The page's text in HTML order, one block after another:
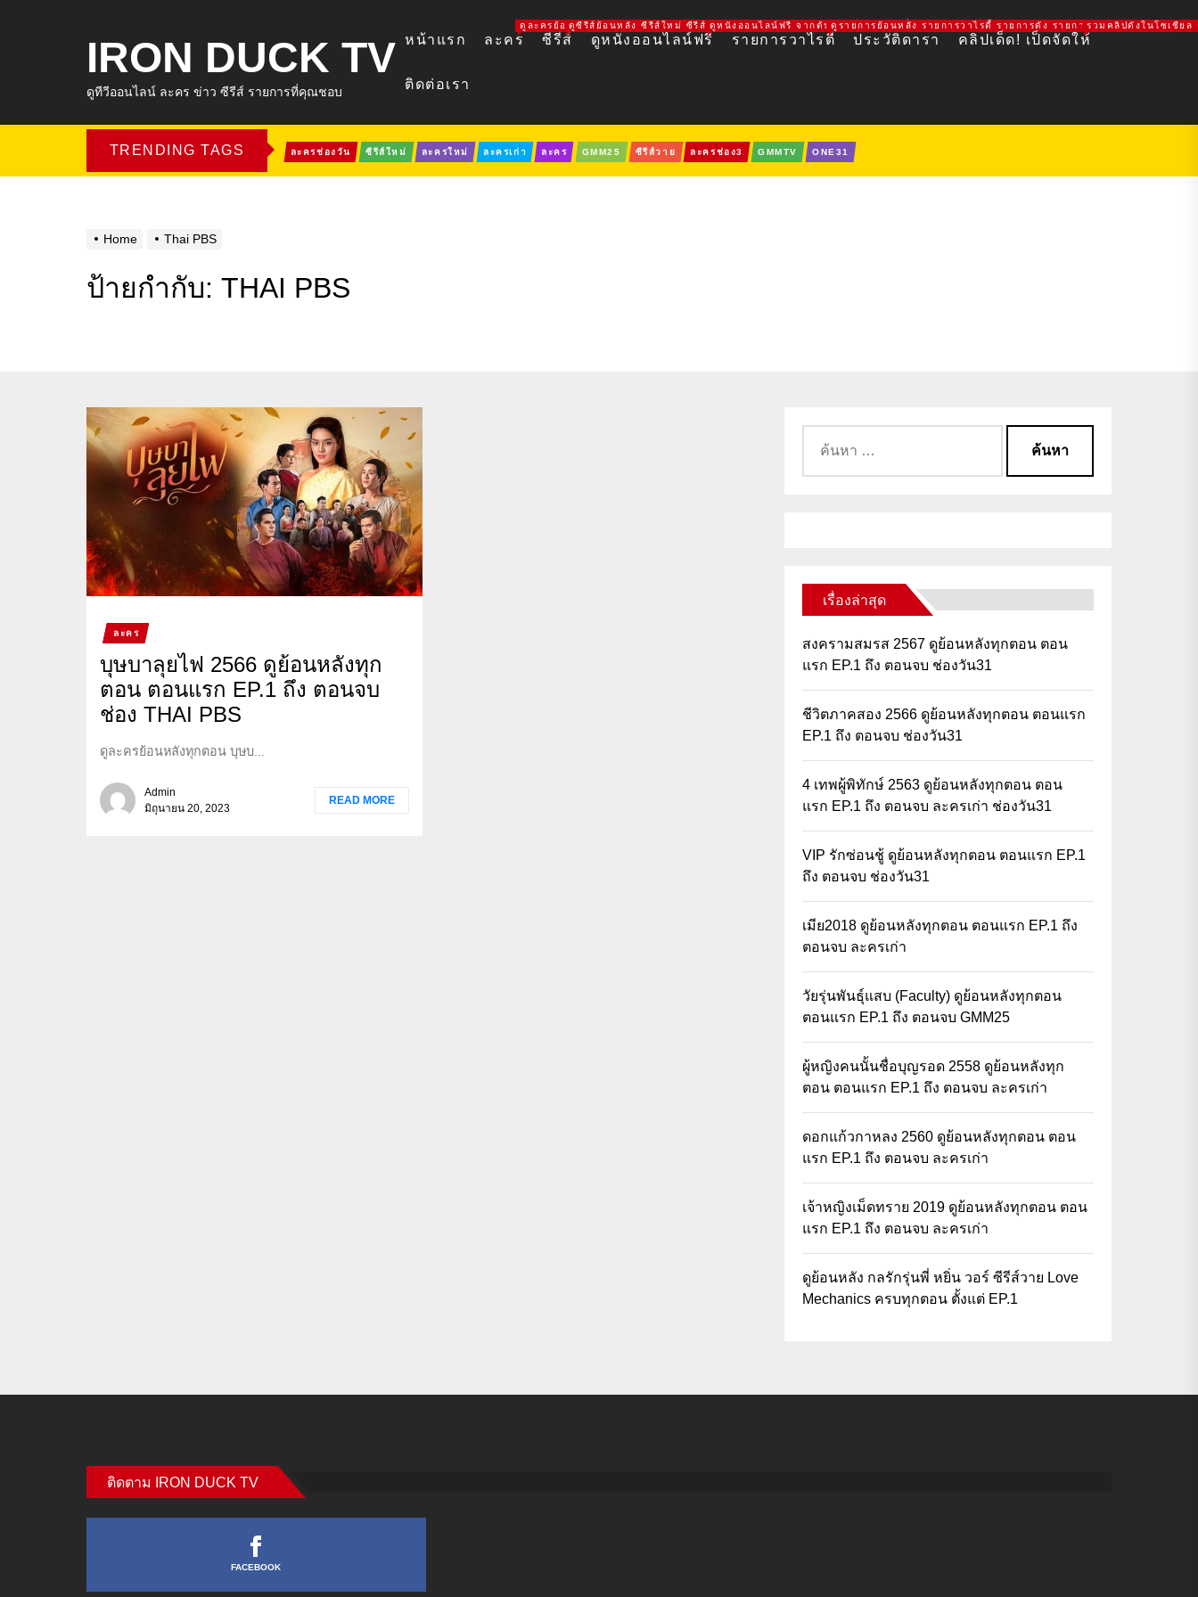
IRON DUCK TV
ดูทีวีออนไลน์ ละคร ข่าว ซีรีส์ รายการที่คุณชอบ
หน้าแรก ละคร
ดูละครย้อนหลัง ละครใหม่ ละครออนไลน์ ละครช่อง 3 ช่อง 7 ช่องวัน ช่องอมรินทร์ทีวี 34HD
ซีรีส์
ดูซีรีส์ย้อนหลัง ซีรีส์ใหม่ ซีรีส์วาย LINE TV IQIYI VIU ช่อง 3 ช่อง 7 ช่องวัน ช่องอมรินทร์ทีวี 34HD
ดูหนังออนไลน์ฟรี
ดูหนังออนไลน์ฟรี จากต้นฉบับที่ถูกลิขสิทธิ์ ดูหนังฟรีเต็มเรื่อง FULL HD
รายการวาไรตี้
ดูรายการย้อนหลัง รายการวาไรตี้ รายการดัง รายการใหม่ ช่อง 3 ช่อง 7
ประวัติดารา คลิปเด็ด! เป็ดจัดให้
รวมคลิปดังในโซเชีย
ติดต่อเรา
TRENDING TAGS ละครช่องวัน ซีรีส์ใหม่ ละครใหม่ ละครเก่า ละคร GMM25 ซีรีส์วาย ละครช่อง3 GMMTV ONE31
Home Thai PBS
ป้ายกำกับ: THAI PBS
ละคร
บุษบาลุยไฟ 2566 ดูย้อนหลังทุก
ตอน ตอนแรก EP.1 ถึง ตอนจบ
ช่อง THAI PBS
ดูละครย้อนหลังทุกตอน บุษบ...
Admin
มิถุนายน 20, 2023
READ MORE
เรื่องล่าสุด
สงครามสมรส 2567 ดูย้อนหลังทุกตอน ตอน
แรก EP.1 ถึง ตอนจบ ช่องวัน31
ชีวิตภาคสอง 2566 ดูย้อนหลังทุกตอน ตอนแรก
EP.1 ถึง ตอนจบ ช่องวัน31
4 เทพผู้พิทักษ์ 2563 ดูย้อนหลังทุกตอน ตอน
แรก EP.1 ถึง ตอนจบ ละครเก่า ช่องวัน31
VIP รักซ่อนชู้ ดูย้อนหลังทุกตอน ตอนแรก EP.1
ถึง ตอนจบ ช่องวัน31
เมีย2018 ดูย้อนหลังทุกตอน ตอนแรก EP.1 ถึง
ตอนจบ ละครเก่า
วัยรุ่นพันธุ์แสบ (Faculty) ดูย้อนหลังทุกตอน
ตอนแรก EP.1 ถึง ตอนจบ GMM25
ผู้หญิงคนนั้นชื่อบุญรอด 2558 ดูย้อนหลังทุก
ตอน ตอนแรก EP.1 ถึง ตอนจบ ละครเก่า
ดอกแก้วกาหลง 2560 ดูย้อนหลังทุกตอน ตอน
แรก EP.1 ถึง ตอนจบ ละครเก่า
เจ้าหญิงเม็ดทราย 2019 ดูย้อนหลังทุกตอน ตอน
แรก EP.1 ถึง ตอนจบ ละครเก่า
ดูย้อนหลัง กลรักรุ่นพี่ หยิ่น วอร์ ซีรีส์วาย Love
Mechanics ครบทุกตอน ตั้งแต่ EP.1
ติดตาม IRON DUCK TV
FACEBOOK